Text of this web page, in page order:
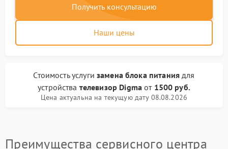
Получить консультацию
Наши цены
Стоимость услуги замена блока питаниядля
устройства телевизор Digmaот 1500 руб.
Цена актуальна на текущую дату 08.08.2026
Преимущества сервисного центра